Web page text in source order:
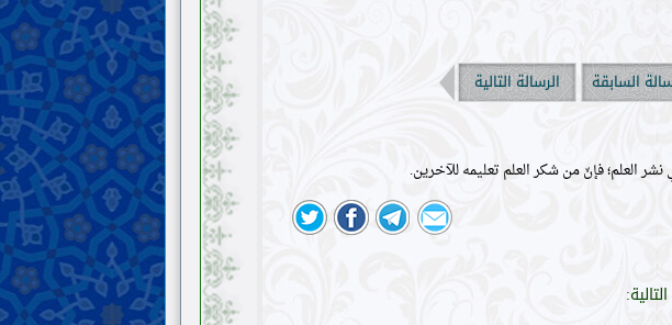
السابقة الرسالة التالية
العلم؛ فإنّ من شكر العلم تعليمه للآخرين.